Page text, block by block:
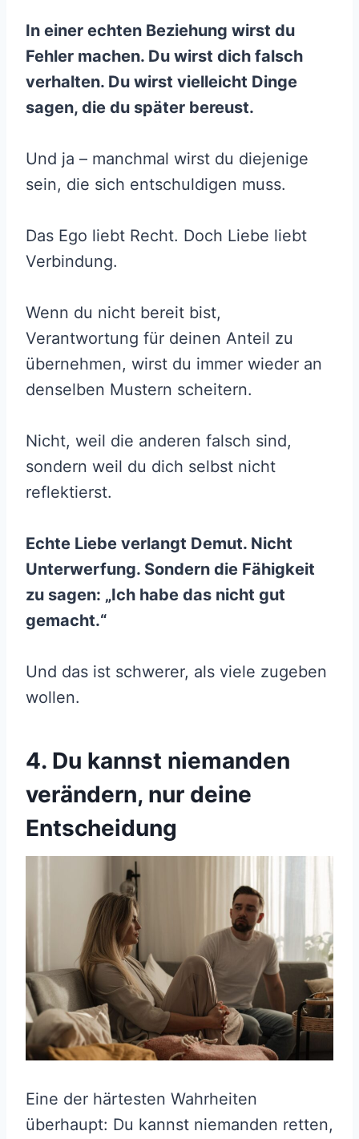
In einer echten Beziehung wirst du
Fehler machen. Du wirst dich falsch
verhalten. Du wirst vielleicht Dinge
sagen, die du später bereust.
Und ja – manchmal wirst du diejenige
sein, die sich entschuldigen muss.
Das Ego liebt Recht. Doch Liebe liebt
Verbindung.
Wenn du nicht bereit bist,
Verantwortung für deinen Anteil zu
übernehmen, wirst du immer wieder an
denselben Mustern scheitern.
Nicht, weil die anderen falsch sind,
sondern weil du dich selbst nicht
reflektierst.
Echte Liebe verlangt Demut. Nicht
Unterwerfung. Sondern die Fähigkeit
zu sagen: „Ich habe das nicht gut
gemacht.“
Und das ist schwerer, als viele zugeben
wollen.
4. Du kannst niemanden
verändern, nur deine
Entscheidung
Eine der härtesten Wahrheiten
überhaupt: Du kannst niemanden retten,